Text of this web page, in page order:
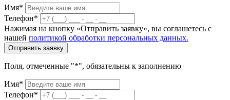
Имя*
Телефон*
Нажимая на кнопку «Отправить заявку», вы соглашетесь с
нашей политикой обработки персональных данных.
Отправить заявку
Поля, отмеченные "*", обязательны к заполнению
Имя*
Телефон*